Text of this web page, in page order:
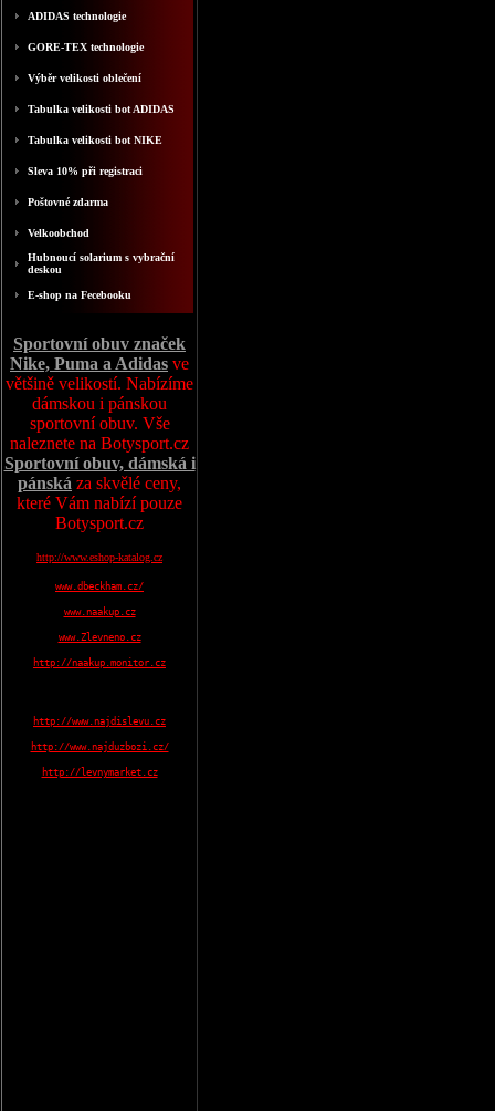
ADIDAS technologie
GORE-TEX technologie
Výběr velikosti oblečení
Tabulka velikosti bot ADIDAS
Tabulka velikosti bot NIKE
Sleva 10% při registraci
Poštovné zdarma
Velkoobchod
Hubnoucí solarium s vybrační
deskou
E-shop na Fecebooku
Sportovní obuv značek
Nike, Puma a Adidas ve
většině velikostí. Nabízíme
dámskou i pánskou
sportovní obuv. Vše
naleznete na Botysport.cz
Sportovní obuv, dámská i
pánská za skvělé ceny,
které Vám nabízí pouze
Botysport.cz
http://www.eshop-katalog.cz
www.dbeckham.cz/
www.naakup.cz
www.Zlevneno.cz
http://naakup.monitor.cz
http://www.najdislevu.cz
http://www.najduzbozi.cz/
http://levnymarket.cz